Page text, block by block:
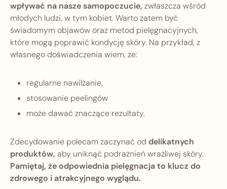
wpływać na nasze samopoczucie, zwłaszcza wśród
młodych ludzi, w tym kobiet. Warto zatem być
świadomym objawów oraz metod pielęgnacyjnych,
które mogą poprawić kondycję skóry. Na przykład, z
własnego doświadczenia wiem, że:
regularne nawilżanie,
stosowanie peelingów
może dawać znaczące rezultaty.
Zdecydowanie polecam zaczynać od delikatnych
produktów, aby uniknąć podrażnień wrażliwej skóry.
Pamiętaj, że odpowiednia pielęgnacja to klucz do
zdrowego i atrakcyjnego wyglądu.